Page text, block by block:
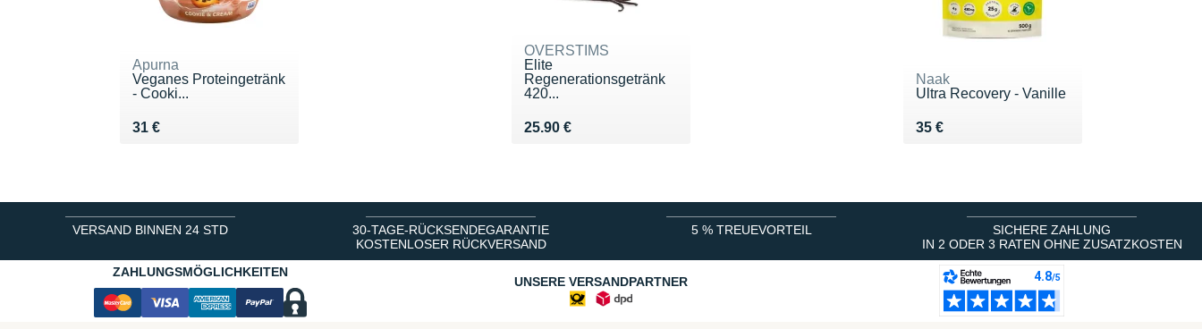
Apurna
Veganes Proteingetränk
- Cooki...
31 €
Vendu 31 €
OVERSTIMS
Élite
Regenerationsgetränk
420...
25.90 €
Vendu 25.90 €
Naak
Ultra Recovery - Vanille
35 €
Vendu 35 €
VERSAND BINNEN 24 STD
30-TAGE-RÜCKSENDEGARANTIE
KOSTENLOSER RÜCKVERSAND
5 % TREUEVORTEIL
SICHERE ZAHLUNG
IN 2 ODER 3 RATEN OHNE ZUSATZKOSTEN
ZAHLUNGSMÖGLICHKEITEN
UNSERE VERSANDPARTNER